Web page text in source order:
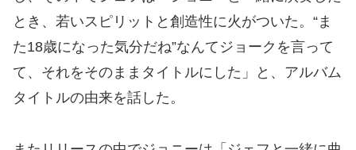
とき、若いスピリットと創造性に火がついた。“ま
た18歳になった気分だね”なんてジョークを言って
て、それをそのままタイトルにした」と、アルバム
タイトルの由来を話した。